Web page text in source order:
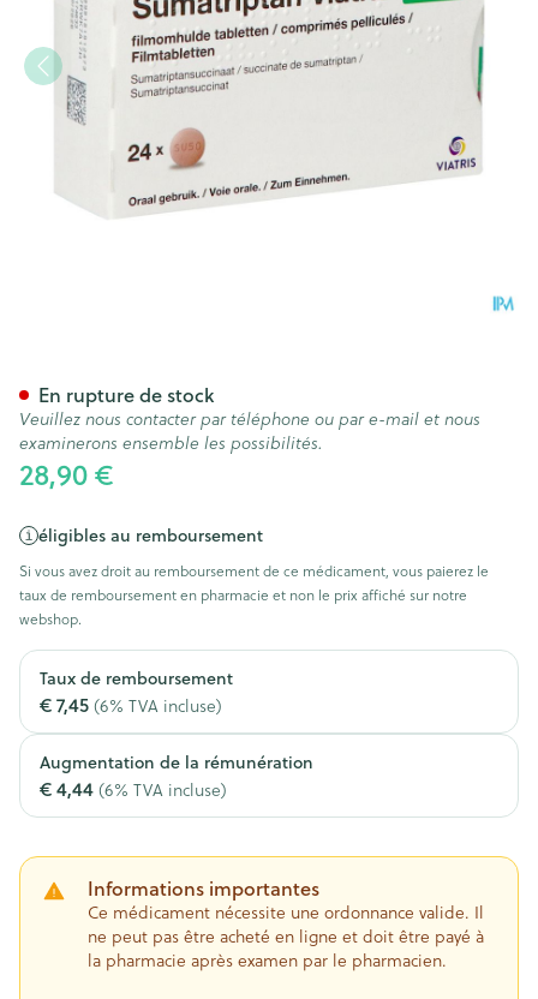
28,90 €
éligibles au remboursement
Si vous avez droit au remboursement de ce médicament, vous paierez le
taux de remboursement en pharmacie et non le prix affiché sur notre
webshop.
Taux de remboursement
€ 7,45(6% TVA incluse)
Augmentation de la rémunération
€ 4,44(6% TVA incluse)
Informations importantes
Ce médicament nécessite une ordonnance valide. Il
ne peut pas être acheté en ligne et doit être payé à
la pharmacie après examen par le pharmacien.
En rupture de stock
Veuillez nous contacter par téléphone ou par e-mail et nous
examinerons ensemble les possibilités.